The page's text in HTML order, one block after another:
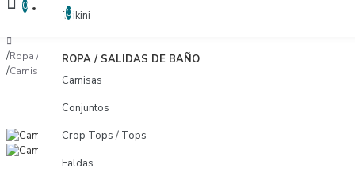
COMPARAR
0
Trikini
ROPA / SALIDAS DE BAÑO
Camisas
Conjuntos
Crop Tops / Tops
Faldas
0
Ropa / Salidas de Baño
Camisa Arabella